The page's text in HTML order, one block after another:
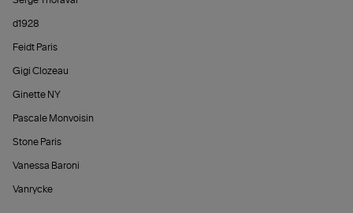
d1928
Feidt Paris
Gigi Clozeau
Ginette NY
Pascale Monvoisin
Stone Paris
Vanessa Baroni
Vanrycke